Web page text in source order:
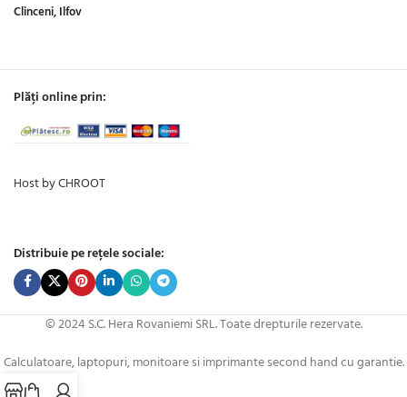
Clinceni, Ilfov
Plăți online prin:
Host by CHROOT
Distribuie pe rețele sociale:
© 2024 S.C. Hera Rovaniemi SRL. Toate drepturile rezervate.
Calculatoare, laptopuri, monitoare si imprimante second hand cu garantie.